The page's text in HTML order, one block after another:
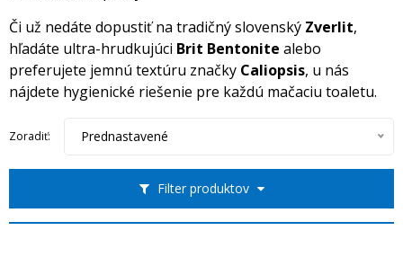
Či už nedáte dopustiť na tradičný slovenský Zverlit,
hľadáte ultra-hrudkujúci Brit Bentonite alebo
preferujete jemnú textúru značky Caliopsis, u nás
nájdete hygienické riešenie pre každú mačaciu toaletu.
Filter produktov
Zoradiť: Prednastavené